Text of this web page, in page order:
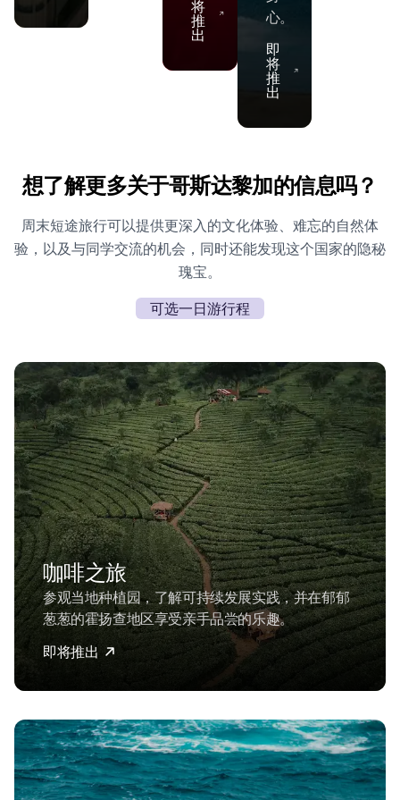
将
推
出
心。
即
将
推
出
想了解更多关于哥斯达黎加的信息吗？
周末短途旅行可以提供更深入的文化体验、难忘的自然体
验，以及与同学交流的机会，同时还能发现这个国家的隐秘
瑰宝。
可选一日游行程
咖啡之旅
参观当地种植园，了解可持续发展实践，并在郁郁
葱葱的霍扬查地区享受亲手品尝的乐趣。
即将推出